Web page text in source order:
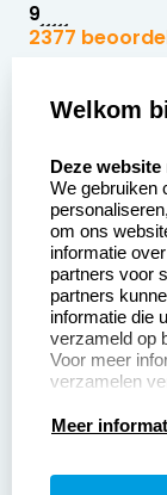
9
2377
Zakelijk:
Aanvraag
Betaling &
Verzending
worden
Sale
Welkom
Deze
We gebruiken
om ons
informatie
partners voor
partners
informatie die
verzameld op
Voor meer
verzamelen
Meer